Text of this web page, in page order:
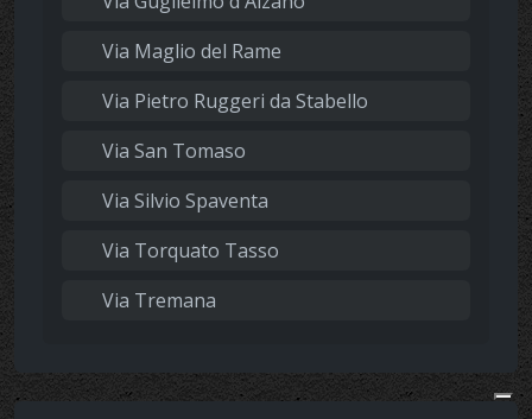
Via Maglio del Rame
Via Pietro Ruggeri da Stabello
Via San Tomaso
Via Silvio Spaventa
Via Torquato Tasso
Via Tremana